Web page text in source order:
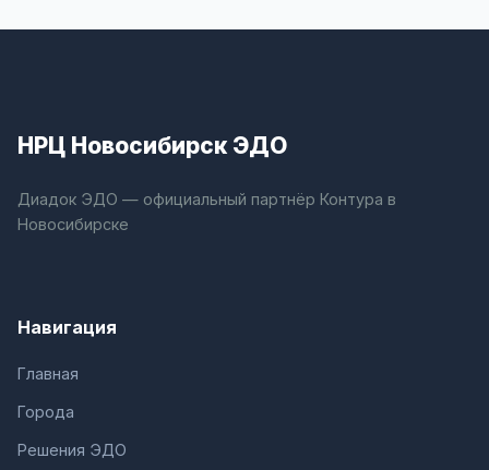
НРЦ Новосибирск ЭДО
Диадок ЭДО — официальный партнёр Контура в
Новосибирске
Навигация
Главная
Города
Решения ЭДО